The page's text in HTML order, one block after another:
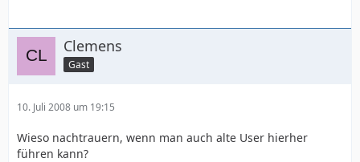
Clemens
Gast
10. Juli 2008 um 19:15
Wieso nachtrauern, wenn man auch alte User hierher
führen kann?